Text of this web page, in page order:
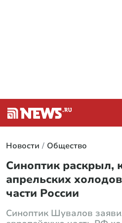
Новости Общество
Синоптик раскрыл,
апрельских
части России
Синоптик Шувалов